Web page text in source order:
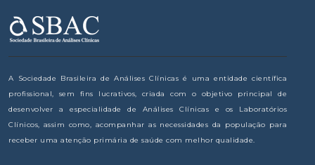
A Sociedade Brasileira de Análises Clínicas é uma entidade científica
profissional, sem fins lucrativos, criada com o objetivo principal de
desenvolver a especialidade de Análises Clínicas e os Laboratórios
Clínicos, assim como, acompanhar as necessidades da população para
receber uma atenção primária de saúde com melhor qualidade.